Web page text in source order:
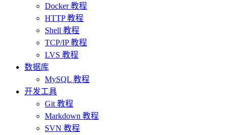
Docker 教程
HTTP 教程
Shell 教程
TCP/IP 教程
LVS 教程
数据库
MySQL 教程
开发工具
Git 教程
Markdown 教程
SVN 教程